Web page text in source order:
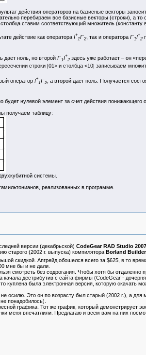
действия операторов на базисные векторы
перебираем все базисные векторы (строки), а то
ставим соответствующий множитель (константу
действие как оператора I+
1I–
2, так и оператора I–
1I+
2
дает ноль, но второй I–
1I+
2здесь уже работает – он
строки |01> и столбца <10| записываем
оператор I+
1I–
2, а второй дает ноль. Получается
будет нулевой элемент за счет действия понижающего
получаем таблицу:
системы.
реализованных в программе.
версии (декабрьской) CodeGear RAD Studio 2007
старого (2002 г. выпуска) компилятора Borland
скидкой. Апгрейд обошелся всего за $625, в то
мне бы и не дали.
смотреть без содрогания. Чтобы хотя бы отдаленно
дестрибутив с сайта фирмы (CodeGear -
куплена была электронная версия, которую скачать
осилю. Это он по возрасту был старый (2002 г.), а
понадобилось).
графика. Тот же график, который демонстрирует
меня впечатлили. Предлагаю и всем вам на них